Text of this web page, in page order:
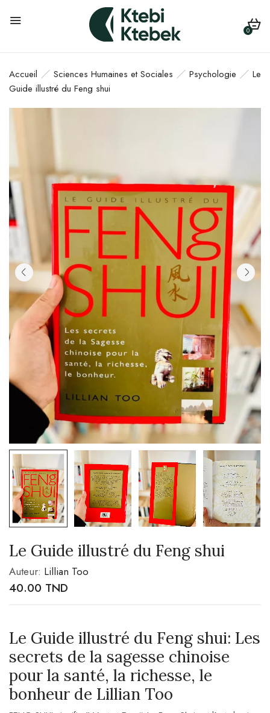
0
Accueil Sciences Humaines et Sociales Psychologie
Le
Guide illustré du Feng shui
Le Guide illustré du Feng shui
Auteur: Lillian Too
40.00 TND
Le Guide illustré du Feng shui: Les
secrets de la sagesse chinoise
pour la santé, la richesse, le
bonheur de Lillian Too